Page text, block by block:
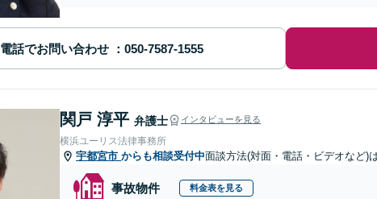
電話でお問い合わせ
関戸 淳平 弁護士 インタビューを見る
横浜ユーリス法律事務所
宇都宮市 からも相談受付中面談方法(対面・電話・ビデオなど)
事故物件 料金表を見る